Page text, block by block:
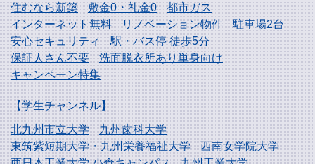
住むなら新築
敷金0・礼金0
都市ガス
インターネット無料
リノベーション物件
駐車場2台
安心セキュリティ
駅・バス停 徒歩5分
保証人さん不要
洗面脱衣所あり単身向け
キャンペーン特集
【学生チャンネル】
北九州市立大学
九州歯科大学
東筑紫短期大学・九州栄養福祉大学
西南女学院大学